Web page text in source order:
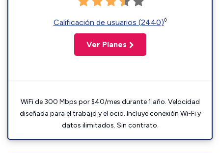
Calificación de usuarios (2440)◊
Ver Planes
WiFi de 300 Mbps por $40/mes durante 1 año. Velocidad
diseñada para el trabajo y el ocio. Incluye conexión Wi-Fi y
datos ilimitados. Sin contrato.